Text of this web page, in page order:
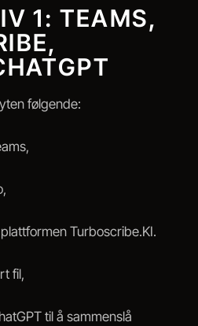
1: TEAMS,
følgende:
Turboscribe.KI.
fil,
til å sammenslå